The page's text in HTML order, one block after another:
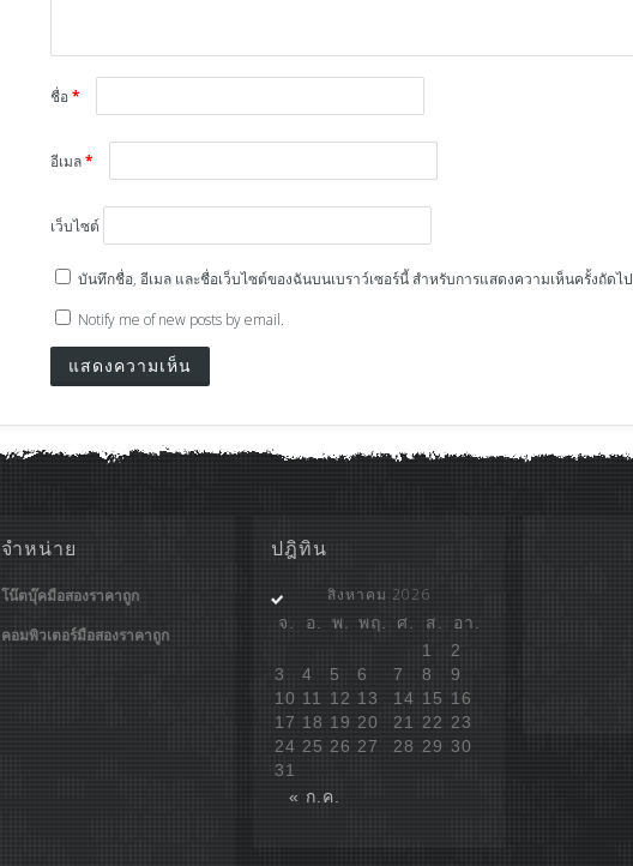
ชื่อ*
อีเมล*
เว็บไซต์
บันทึกชื่อ, อีเมล และชื่อเว็บไซต์ของฉันบนเบราว์เซอร์นี้ สำหรับการแสดงความเห็นครั้งถัดไป
Notify me of new posts by email.
จำหน่าย
โน๊ตบุ๊คมือสองราคาถูก
คอมพิวเตอร์มือสองราคาถูก
ปฎิทิน
สิงหาคม 2026
จ. อ. พ. พฤ. ศ. ส.
อา.
1
2
3
4 5 6 7 8
9
10 11 12 13 14 15 16
17 18 19 20 21 22 23
24 25 26 27 28 29 30
31
« ก.ค.